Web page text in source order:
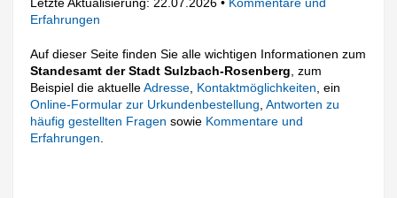
Erfahrungen
Auf dieser Seite finden Sie alle wichtigen Informationen zum
Standesamt der Stadt Sulzbach-Rosenberg , zum
Beispiel die aktuelleAdresse Kontaktmöglichkeiten , ein
Online-Formular zur Urkundenbestellung ,Antworten zu
häufig gestellten Fragen sowie Kommentare und
Erfahrungen